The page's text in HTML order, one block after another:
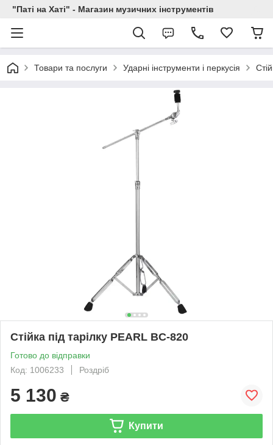
"Паті на Хаті" - Магазин музичних інструментів
Товари та послуги Ударні інструменти і перкусія
Стійка під тарілку PEARL BC-820
Готово до відправки
Код: 1006233
Роздріб
5 130 ₴
Купити